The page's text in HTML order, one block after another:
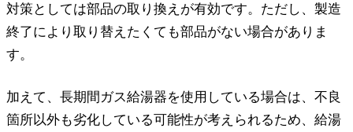
対策としては部品の取り換えが有効です。ただし、製造
終了により取り替えたくても部品がない場合がありま
す。
加えて、長期間ガス給湯器を使用している場合は、不良
箇所以外も劣化している可能性が考えられるため、給湯